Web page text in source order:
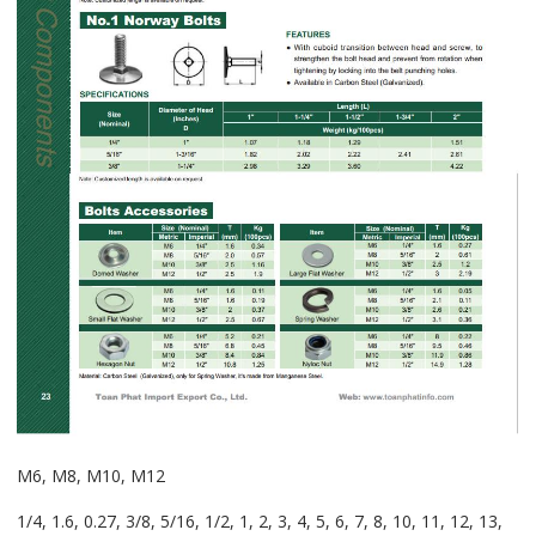
M6, M8, M10, M12
1/4, 1.6, 0.27, 3/8, 5/16, 1/2, 1, 2, 3, 4, 5, 6, 7, 8, 10, 11, 12, 13,